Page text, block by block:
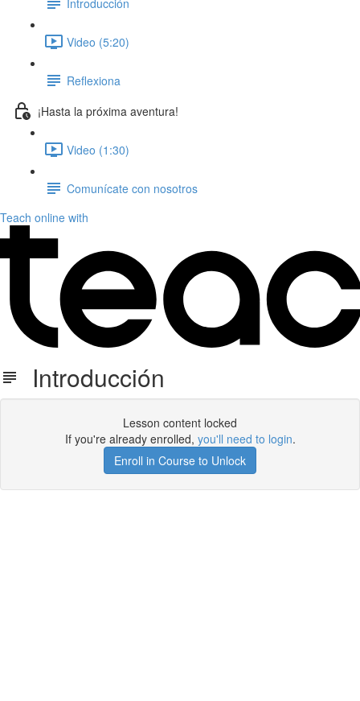
Video (5:20)
Reflexiona
¡Hasta la próxima aventura!
Video (1:30)
Comunícate con nosotros
Teach online with
Introducción
Lesson content locked
If you're already enrolled, you'll need to login.
Enroll in Course to Unlock